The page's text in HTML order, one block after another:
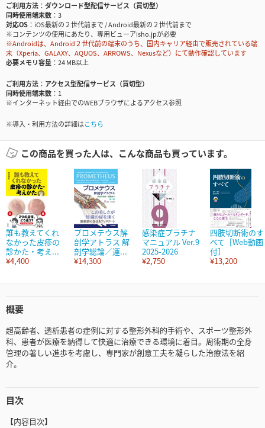
ご利用方法
ダウンロード型配信サービス（買切型）
同時使用端末数
3
対応OS
iOS最新の２世代前まで / Android最新の２世代前まで
※コンテンツの使用にあたり、専用ビューアisho.jpが必要
※Androidは、Android２世代前の端末のうち、国内キャリア経由で販売されている端
末（Xperia、GALAXY、AQUOS、ARROWS、Nexusなど）にて動作確認しています
必要メモリ容量
24 MB以上
ご利用方法
アクセス型配信サービス（買切型）
同時使用端末数
1
※インターネット経由でのWEBブラウザによるアクセス参照
※導入・利用方法の詳細はこちら
この商品を買った人は、こんな商品も買っています。
誰も教えてくれ
なかった皮疹の
診かた・考え...
¥4,400
プロメテウス解
剖学アトラス 解
剖学総論／運...
¥14,300
感染症プラチナ
マニュアル Ver.9
2025-2026
¥2,750
四肢切断術のす
べて［Web動画
付］
¥13,200
概要
超高齢者、透析患者の症例に対する整形外科的手術や、スポーツ整形外
科、患者が医療を納得して快適に治療できる環境に着目。周術期の全身
管理の著しい進歩を考慮し、専門家が創意工夫を凝らした治療法を紹
介。
目次
【内容目次】